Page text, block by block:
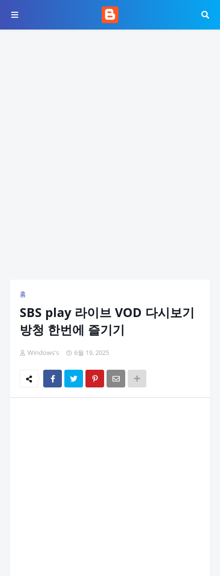
홈
SBS play 라이브 VOD 다시보기
방청 한번에 즐기기
Windows's 6월 19, 2025